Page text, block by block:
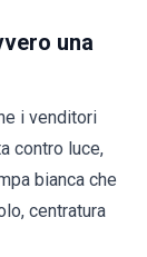
una
i venditori
contro luce,
bianca che
centratura